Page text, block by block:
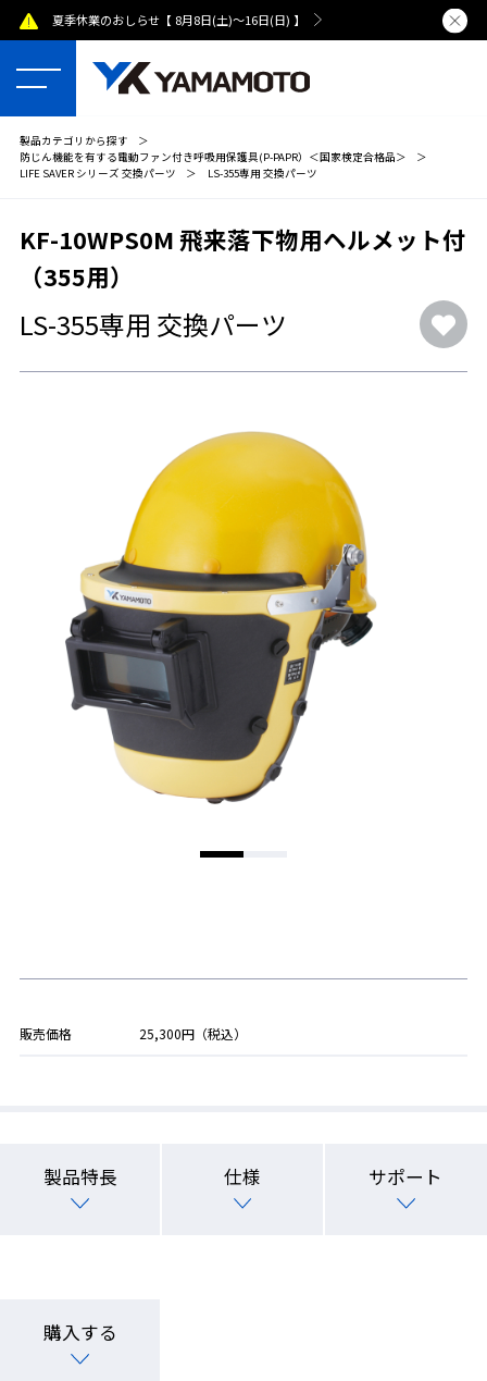
夏季休業のおしらせ【 8月8日(土)～16日(日) 】 熊本県で
製品カテゴリから探す
＞
防じん機能を有する電動ファン付き呼吸用保護具(P-PAPR）＜国家検定合格品＞
＞
LIFE SAVER シリーズ 交換パーツ
＞ LS-355専用 交換パーツ
KF-10WPS0M 飛来落下物用ヘルメット付
（355用）
LS-355専用 交換パーツ
販売価格 25,300円（税込）
製品特長 仕様 サポート
購入する